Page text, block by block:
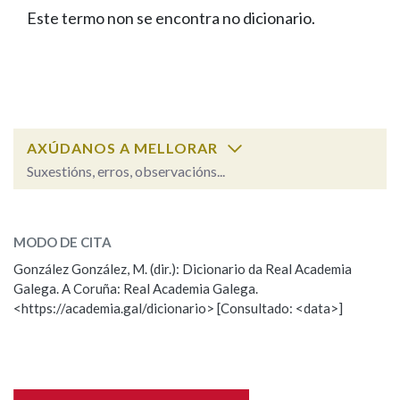
FIGURAS HOMENAXEADAS
PORTAL DAS PALABRAS
Facebook
TwitterYoutubeInstagram
Bluesky
BUSCAR NOS LEMAS
Remata por
BUSCAR NO CONTIDO
Nas definicións
Este termo non se encontra no dicionario.
AXÚDANOS A MELLORAR
Suxestións, erros, observacións...
Observación
Nome
MODO DE CITA
González González, M. (dir.): Dicionario da Real Academia
Galega. A Coruña: Real Academia Galega.
<https://academia.gal/dicionario> [Consultado: <data>]